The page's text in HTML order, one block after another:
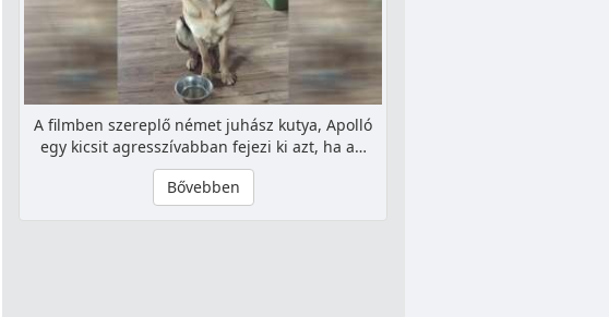
A filmben szereplő német juhász kutya, Apolló
egy kicsit agresszívabban fejezi ki azt, ha a…
Bővebben